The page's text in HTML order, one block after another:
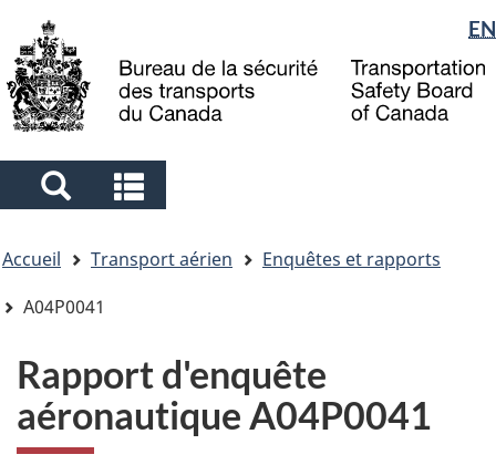
to
main
to
"About
government"
à
la
Sélection
de
la
langue
EN
Search
and
menus
and
menus
êtes
ici
Accueil Transport aérien
Enquêtes et rapports
A04P0041
Rapport d'enquête
aéronautique A04P0041